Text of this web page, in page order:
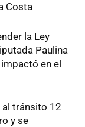
Costa
la Ley
Paulina
en el
al tránsito 12
y se